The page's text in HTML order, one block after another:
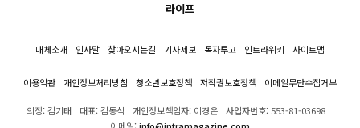
라이프
매체소개 인사말 찾아오시는길 기사제보 독자투고 인트라위키 사이트맵
이용약관 개인정보처리방침 청소년보호정책 저작권보호정책 이메일무단수집거부
의장: 김기태 대표: 김동석 개인정보책임자: 이경은
사업자번호: 553-81-03698